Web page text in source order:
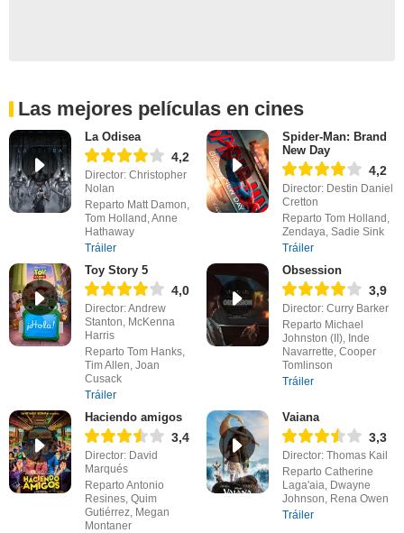
Las mejores películas en cines
La Odisea
4,2
Director: Christopher
Nolan
Reparto Matt Damon,
Tom Holland, Anne
Hathaway
Tráiler
Spider-Man: Brand
New Day
4,2
Director: Destin Daniel
Cretton
Reparto Tom Holland,
Zendaya, Sadie Sink
Tráiler
Toy Story 5
4,0
Director: Andrew
Stanton, McKenna
Harris
Reparto Tom Hanks,
Tim Allen, Joan
Cusack
Tráiler
Obsession
3,9
Director: Curry Barker
Reparto Michael
Johnston (II), Inde
Navarrette, Cooper
Tomlinson
Tráiler
Haciendo amigos
3,4
Director: David
Marqués
Reparto Antonio
Resines, Quim
Gutiérrez, Megan
Montaner
Vaiana
3,3
Director: Thomas Kail
Reparto Catherine
Laga'aia, Dwayne
Johnson, Rena Owen
Tráiler